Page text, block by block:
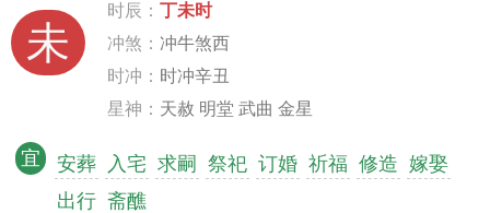
未
时辰： 丁未时
冲煞： 冲牛煞西
时冲： 时冲辛丑
星神： 天赦 明堂 武曲 金星
宜 安葬 入宅 求嗣 祭祀 订婚 祈福 修造 嫁娶
出行 斋醮